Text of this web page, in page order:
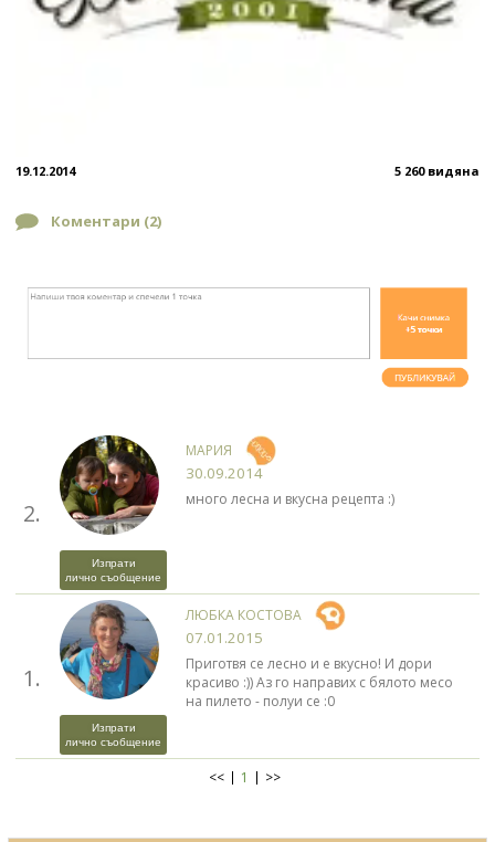
19.12.2014 5 260 видяна
Коментари (2)
2.
Изпрати
лично съобщение
МАРИЯ
30.09.2014
много лесна и вкусна рецепта :)
1.
Изпрати
лично съобщение
ЛЮБКА КОСТОВА
07.01.2015
Приготвя се лесно и е вкусно! И дори
красиво :)) Аз го направих с бялото месо
на пилето - полуи се :0
<< 1 >>